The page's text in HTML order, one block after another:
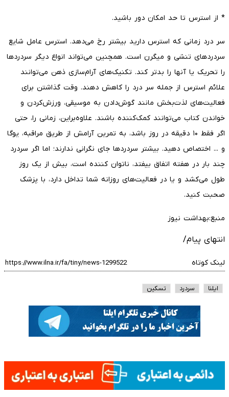
* از استرس تا حد امکان دور باشید.
سر درد زمانی که استرس دارید بیشتر رخ می‌دهد. استرس عامل شایع
سردردهای تنشی و میگرن است. همچنین می‌تواند انواع دیگر سردردها
را تحریک یا آنها را بدتر کند. تکنیک‌های آرام‌سازی ذهن می‌توانند
علائم استرس از جمله سر درد را کاهش دهند. وقت گذاشتن برای
فعالیت‌های لذت‌بخش مانند گوش‌دادن به موسیقی، ورزش‌کردن و
خواندن کتاب می‌توانند کمک‌کننده باشند. علاوه‌براین، زمانی را، حتی
اگر فقط ۱۰ دقیقه در روز باشد، به تمرین آرامش از طریق مراقبه، یوگا
و ... اختصاص دهید. بیشتر سردردها جای نگرانی ندارند؛ اما اگر سردرد
چند بار در هفته اتفاق بیفتد، ناتوان‌ کننده است، بیش از یک روز
طول می‌کشد و یا در فعالیت‌های روزانه شما تداخل دارد، با پزشک
صحبت کنید.
منبع:بهداشت نیوز
انتهای پیام/
لینک کوتاه
ایلنا سردرد تسکین